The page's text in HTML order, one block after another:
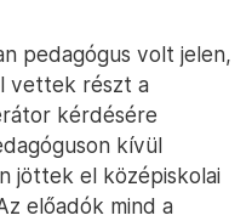
pedagógus volt jelen,
vettek részt a
kérdésére
kívül
jöttek el középiskolai
előadók mind a